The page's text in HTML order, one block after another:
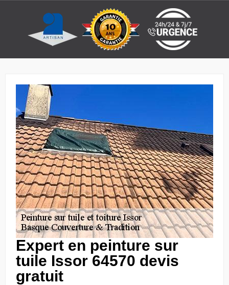
Expert en peinture sur
tuile Issor 64570 devis
gratuit